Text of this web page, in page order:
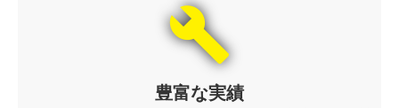
build
豊富な実績